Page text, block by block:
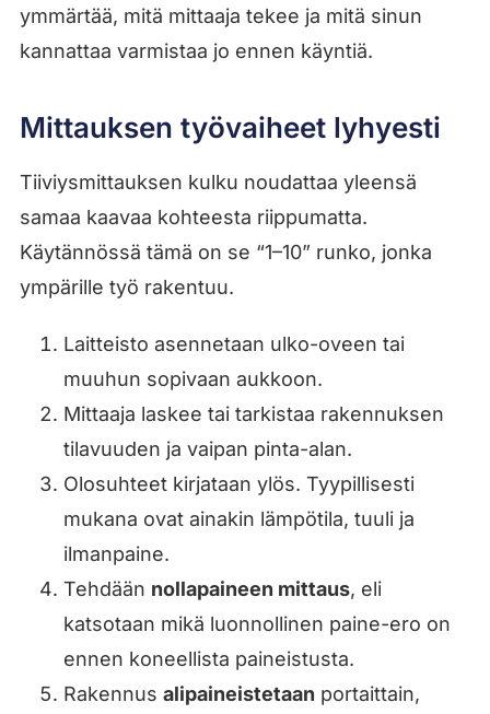
ymmärtää, mitä mittaaja tekee ja mitä sinun
kannattaa varmistaa jo ennen käyntiä.
Mittauksen työvaiheet lyhyesti
Tiiviysmittauksen kulku noudattaa yleensä
samaa kaavaa kohteesta riippumatta.
Käytännössä tämä on se “1–10” runko, jonka
ympärille työ rakentuu.
Laitteisto asennetaan ulko-oveen tai
muuhun sopivaan aukkoon.
Mittaaja laskee tai tarkistaa rakennuksen
tilavuuden ja vaipan pinta-alan.
Olosuhteet kirjataan ylös. Tyypillisesti
mukana ovat ainakin lämpötila, tuuli ja
ilmanpaine.
Tehdään nollapaineen mittaus, eli
katsotaan mikä luonnollinen paine-ero on
ennen koneellista paineistusta.
Rakennus alipaineistetaan portaittain,